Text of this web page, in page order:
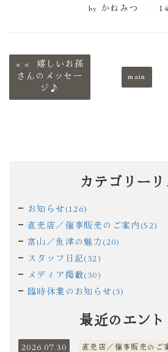
by かねみつ
«
嬉しいお孫
さんのメッセー
ジ♪
main
カテゴリーリ
お知らせ(126)
直売店／催事販売のご案内(52)
富山／魚津の魅力(20)
スタッフ日記(32)
メディア掲載(30)
臨時休業のお知らせ(3)
最近のエン
2026.07.30 直売店／催事販売のご